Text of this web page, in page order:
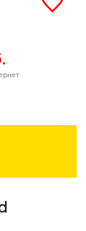
эффект